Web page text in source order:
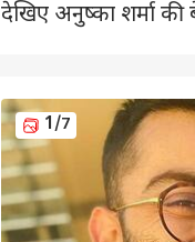
देखिए अनुष्का शर्मा की
1/7